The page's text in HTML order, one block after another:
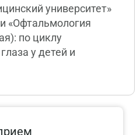
университет»
«Офтальмология
по циклу
у детей и